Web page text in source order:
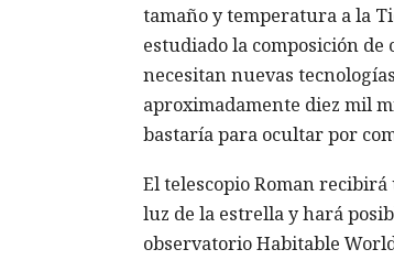
tamaño y temperatura a la
estudiado la composición
necesitan nuevas
aproximadamente diez mil
bastaría para ocultar por
El telescopio Roman
luz de la estrella y hará
observatorio Habitable